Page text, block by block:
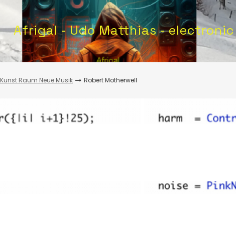
Afrigal - Udo Matthias - electronic
Kunst Raum Neue Musik Robert Motherwell